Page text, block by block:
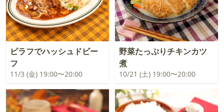
ピラフでハッシュドビー
フ
11/3 (金) 19:00〜20:00
野菜たっぷりチキンカツ
煮
10/21 (土) 19:00〜20:00